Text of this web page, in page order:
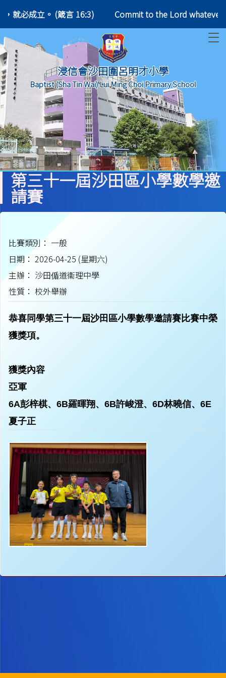
就必成立。 (箴言 16:3) Commit to the Lord whatever
浸信會沙田圍呂明才小學
Baptist (Sha Tin Wai) Lui Ming Choi Primary School
第三十一屆沙田區小學數學邀
請賽
比賽類別： 一般
日期： 2026-04-25 (星期六)
主辦： 沙田偱道衞理中學
性質： 校外舉辦
恭喜同學第三十一屆沙田區小學數學邀請賽比賽中榮
獲獎項。
獲獎內容
亞軍
6A彭梓棋、6B羅暉翔、6B許峻澄、6D林曉信、6E
夏子正